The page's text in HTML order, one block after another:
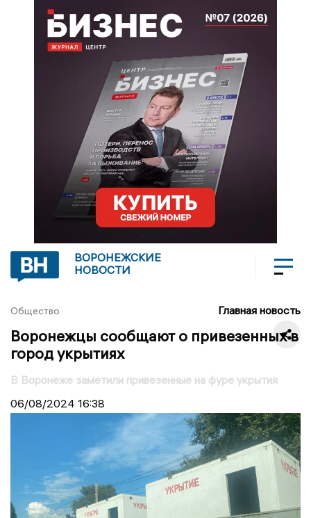
ВОРОНЕЖСКИЕ
НОВОСТИ
Общество Главная новость
Воронежцы сообщают о привезенных в
город укрытиях
В Воронеже заметили привезенные на фуре укрытия
06/08/2024 16:38